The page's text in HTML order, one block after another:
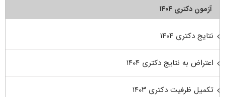
آزمون دکتری ۱۴۰۴
نتایج دکتری ۱۴۰۴
اعتراض به نتایج دکتری ۱۴۰۴
تکمیل ظرفیت دکتری ۱۴۰۳